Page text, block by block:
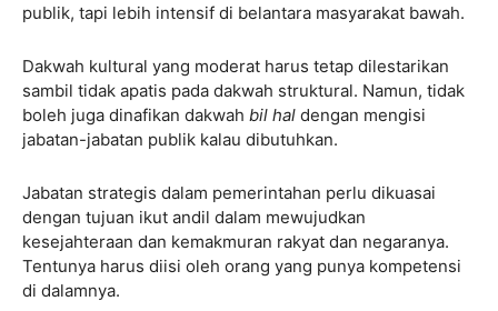
publik, tapi lebih intensif di belantara masyarakat bawah.
Dakwah kultural yang moderat harus tetap dilestarikan
sambil tidak apatis pada dakwah struktural. Namun, tidak
boleh juga dinafikan dakwah bil hal dengan mengisi
jabatan-jabatan publik kalau dibutuhkan.
Jabatan strategis dalam pemerintahan perlu dikuasai
dengan tujuan ikut andil dalam mewujudkan
kesejahteraan dan kemakmuran rakyat dan negaranya.
Tentunya harus diisi oleh orang yang punya kompetensi
di dalamnya.